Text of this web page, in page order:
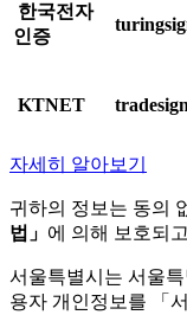
한국전자
인증
KTNET tradesign
자세히 알아보기
귀하의 정보는 동의
법」 에 의해 보호되
서울특별시는 서울
용자 개인정보를 「